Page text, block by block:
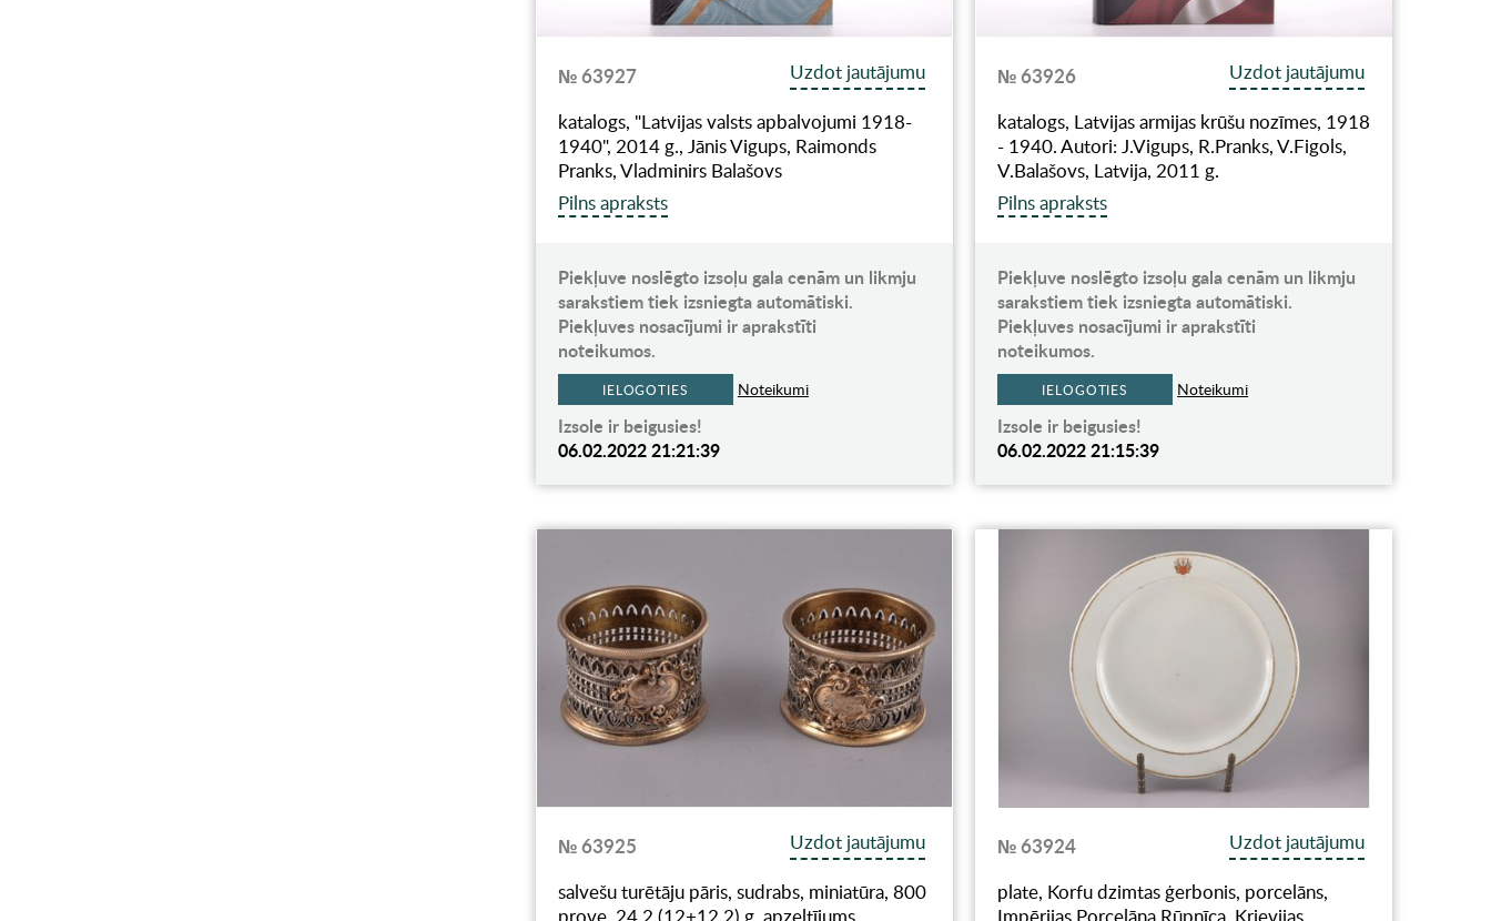
№ 63927
Uzdot jautājumu
katalogs, "Latvijas valsts apbalvojumi 1918-
1940", 2014 g., Jānis Vigups, Raimonds
Pranks, Vladminirs Balašovs
Pilns apraksts
Piekļuve noslēgto izsoļu gala cenām un likmju
sarakstiem tiek izsniegta automātiski.
Piekļuves nosacījumi ir aprakstīti
noteikumos.
IELOGOTIES Noteikumi
Izsole ir beigusies!
06.02.2022 21:21:39
№ 63926
Uzdot jautājumu
katalogs, Latvijas armijas krūšu nozīmes, 1918
- 1940. Autori: J.Vigups, R.Pranks, V.Figols,
V.Balašovs, Latvija, 2011 g.
Pilns apraksts
Piekļuve noslēgto izsoļu gala cenām un likmju
sarakstiem tiek izsniegta automātiski.
Piekļuves nosacījumi ir aprakstīti
noteikumos.
IELOGOTIES Noteikumi
Izsole ir beigusies!
06.02.2022 21:15:39
№ 63925
Uzdot jautājumu
salvešu turētāju pāris, sudrabs, miniatūra, 800
№ 63924
Uzdot jautājumu
plate, Korfu dzimtas ģerbonis, porcelāns,